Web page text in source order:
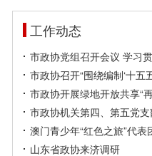
工作动态
市政协党组召开会议 学习
市政协召开“围绕编制‘十五
市政协开展绿地开放共享“
市政协机关第四、第五党
澳门青少年“红色之旅”代
山东省政协来济调研